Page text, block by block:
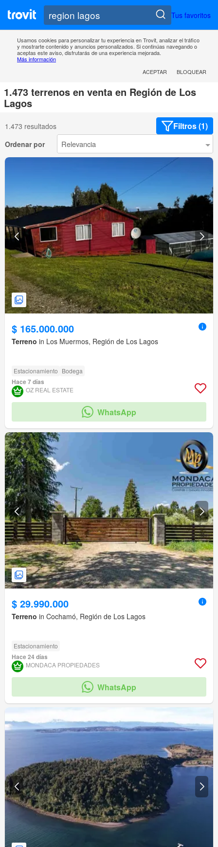
Tus favoritos
Usamos cookies para personalizar tu experiencia en Trovit, analizar el tráfico
y mostrarte contenido y anuncios personalizados. Si continúas navegando o
aceptas este aviso, disfrutarás de una experiencia mejorada.
Más información
ACEPTAR
BLOQUEAR
1.473 terrenos en venta en Región de Los
Lagos
1.473 resultados Filtros (1)
Ordenar por
$ 165.000.000
Terreno in Los Muermos, Región de Los Lagos
Estacionamiento Bodega
Hace 7 días
OZ REAL ESTATE
WhatsApp
$ 29.990.000
Terreno in Cochamó, Región de Los Lagos
Estacionamiento
Hace 24 días
MONDACA PROPIEDADES
WhatsApp